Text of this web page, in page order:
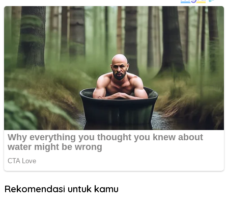
Rekomendasi untuk kamu